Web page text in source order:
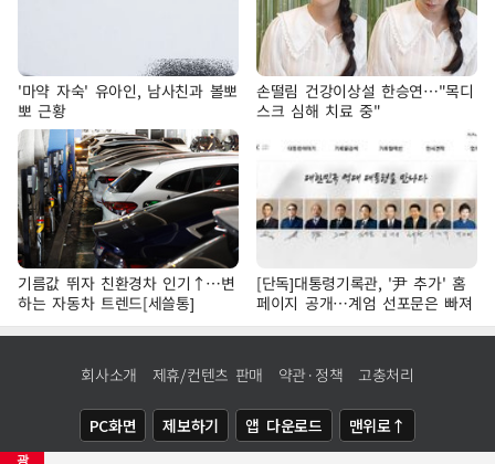
광
'마약 자숙' 유아인, 남사친과 볼뽀
뽀 근황
손떨림 건강이상설 한승연…"목디
스크 심해 치료 중"
기름값 뛰자 친환경차 인기↑…변
하는 자동차 트렌드[세쓸통]
[단독]대통령기록관, '尹 추가' 홈
페이지 공개…계엄 선포문은 빠져
회사소개 제휴/컨텐츠 판매 약관·정책 고충처리
PC화면 제보하기 앱 다운로드 맨위로↑